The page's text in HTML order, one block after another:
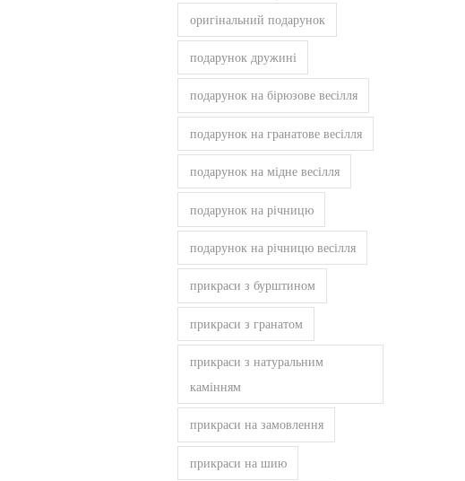
оригінальний подарунок
подарунок дружині
подарунок на бірюзове весілля
подарунок на гранатове весілля
подарунок на мідне весілля
подарунок на річницю
подарунок на річницю весілля
прикраси з бурштином
прикраси з гранатом
прикраси з натуральним
камінням
прикраси на замовлення
прикраси на шию